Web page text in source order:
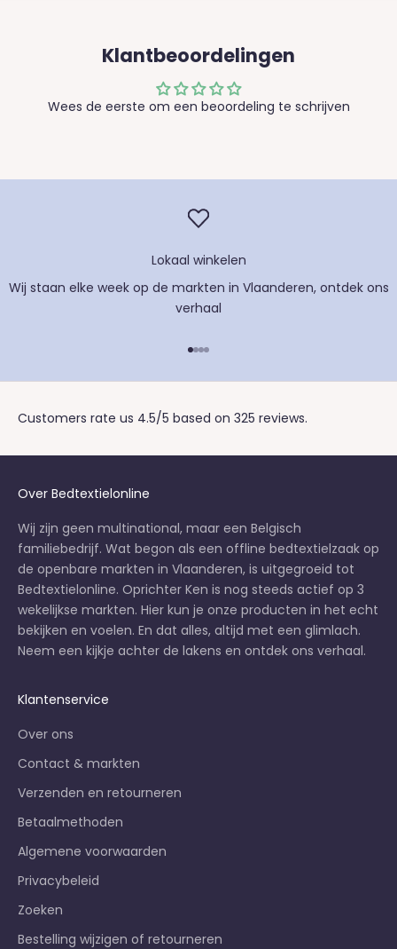
Klantbeoordelingen
Wees de eerste om een beoordeling te schrijven
Lokaal winkelen
Wij staan elke week op de markten in Vlaanderen, ontdek ons
verhaal
Naar artikel 1
Naar artikel 2
Naar artikel 3
Naar artikel 4
Customers rate us 4.5/5 based on 325 reviews.
Over Bedtextielonline
Wij zijn geen multinational, maar een Belgisch
familiebedrijf. Wat begon als een offline bedtextielzaak op
de openbare markten in Vlaanderen, is uitgegroeid tot
Bedtextielonline. Oprichter Ken is nog steeds actief op 3
wekelijkse markten. Hier kun je onze producten in het echt
bekijken en voelen. En dat alles, altijd met een glimlach.
Neem een kijkje achter de lakens en ontdek ons verhaal.
Klantenservice
Over ons
Contact & markten
Verzenden en retourneren
Betaalmethoden
Algemene voorwaarden
Privacybeleid
Zoeken
Bestelling wijzigen of retourneren